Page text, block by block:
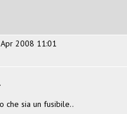
2008 11:01
che sia un fusibile..